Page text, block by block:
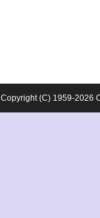
Copyright (C) 1959-2026